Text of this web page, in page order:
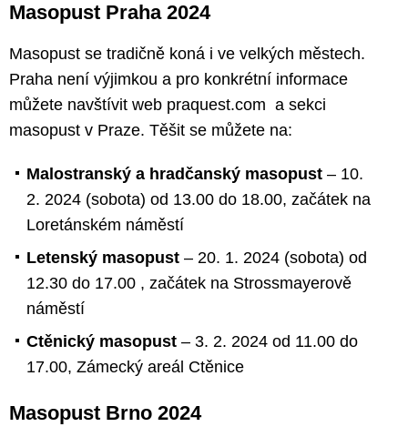
Masopust Praha 2024
Masopust se tradičně koná i ve velkých městech.
Praha není výjimkou a pro konkrétní informace
můžete navštívit web praquest.com a sekci
masopust v Praze. Těšit se můžete na:
Malostranský a hradčanský masopust – 10.
2. 2024 (sobota) od 13.00 do 18.00, začátek na
Loretánském náměstí
Letenský masopust – 20. 1. 2024 (sobota) od
12.30 do 17.00 , začátek na Strossmayerově
náměstí
Ctěnický masopust – 3. 2. 2024 od 11.00 do
17.00, Zámecký areál Ctěnice
Masopust Brno 2024